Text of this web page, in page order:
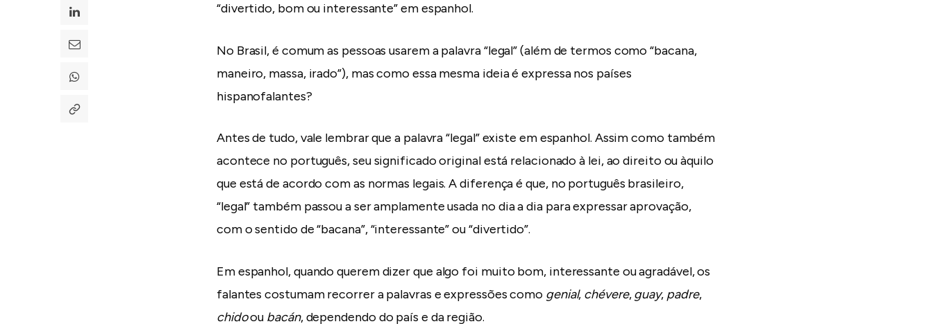
“divertido, bom ou interessante” em espanhol.
No Brasil, é comum as pessoas usarem a palavra “legal” (além de termos como “bacana,
maneiro, massa, irado”), mas como essa mesma ideia é expressa nos países
hispanofalantes?
Antes de tudo, vale lembrar que a palavra “legal” existe em espanhol. Assim como também
acontece no português, seu significado original está relacionado à lei, ao direito ou àquilo
que está de acordo com as normas legais. A diferença é que, no português brasileiro,
“legal” também passou a ser amplamente usada no dia a dia para expressar aprovação,
com o sentido de “bacana”, “interessante” ou “divertido”.
Em espanhol, quando querem dizer que algo foi muito bom, interessante ou agradável, os
falantes costumam recorrer a palavras e expressões como genial, chévere,guay, padre,
chidoou bacán, dependendo do país e da região.